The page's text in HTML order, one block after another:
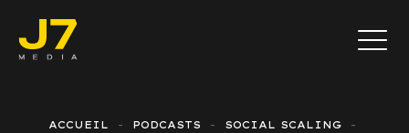
ACCUEIL PODCASTS
SOCIAL SCALING